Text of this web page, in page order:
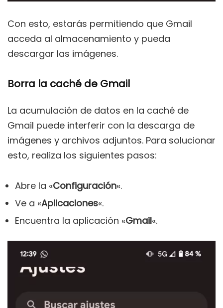
Con esto, estarás permitiendo que Gmail
acceda al almacenamiento y pueda
descargar las imágenes.
Borra la caché de Gmail
La acumulación de datos en la caché de
Gmail puede interferir con la descarga de
imágenes y archivos adjuntos. Para solucionar
esto, realiza los siguientes pasos:
Abre la «Configuración«.
Ve a «Aplicaciones«.
Encuentra la aplicación «Gmail«.